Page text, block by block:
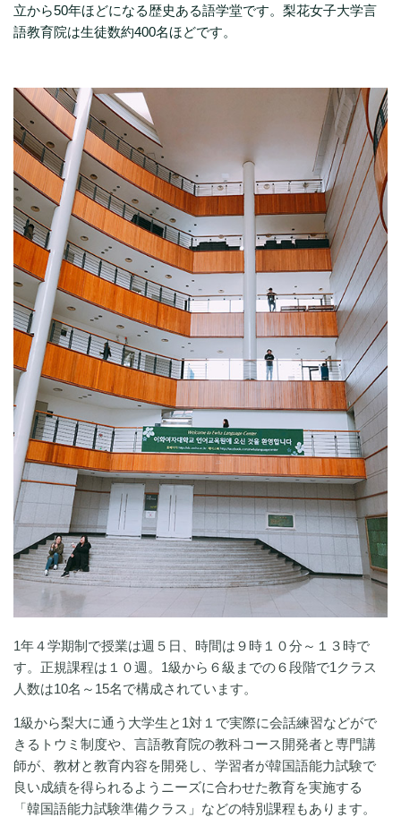
立から50年ほどになる歴史ある語学堂です。梨花女子大学言
語教育院は生徒数約400名ほどです。
1年４学期制で授業は週５日、時間は９時１０分～１３時で
す。正規課程は１０週。1級から６級までの６段階で1クラス
人数は10名～15名で構成されています。
1級から梨大に通う大学生と1対１で実際に会話練習などがで
きるトウミ制度や、言語教育院の教科コース開発者と専門講
師が、教材と教育内容を開発し、学習者が韓国語能力試験で
良い成績を得られるようニーズに合わせた教育を実施する
「韓国語能力試験準備クラス」などの特別課程もあります。